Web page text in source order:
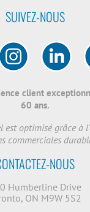
SUIVEZ-NOUS
client
60 ans.
est optimisé grâce à
commerciales
NOUS
Humberline Drive
ON M9W 5S2